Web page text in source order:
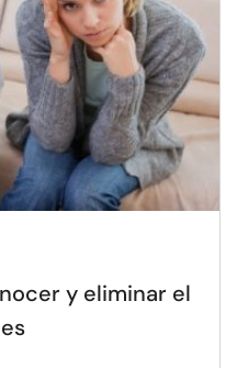
y eliminar el